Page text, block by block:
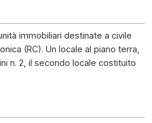
immobiliari destinate a civile
(RC). Un locale al piano terra,
n. 2, il secondo locale costituito